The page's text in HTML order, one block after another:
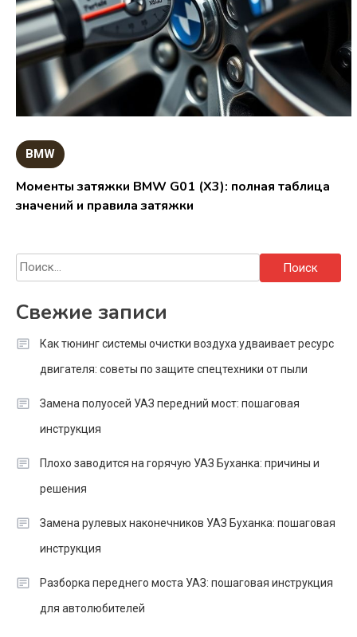
BMW
Моменты затяжки BMW G01 (X3): полная таблица
значений и правила затяжки
Найти:
Свежие записи
Как тюнинг системы очистки воздуха удваивает ресурс
двигателя: советы по защите спецтехники от пыли
Замена полуосей УАЗ передний мост: пошаговая
инструкция
Плохо заводится на горячую УАЗ Буханка: причины и
решения
Замена рулевых наконечников УАЗ Буханка: пошаговая
инструкция
Разборка переднего моста УАЗ: пошаговая инструкция
для автолюбителей